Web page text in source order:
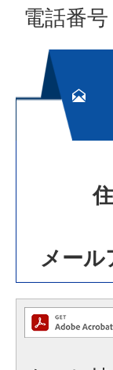
電話番
メール